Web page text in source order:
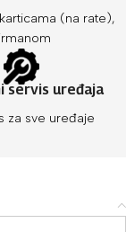
(na rate),
servis uređaja
za sve uređaje